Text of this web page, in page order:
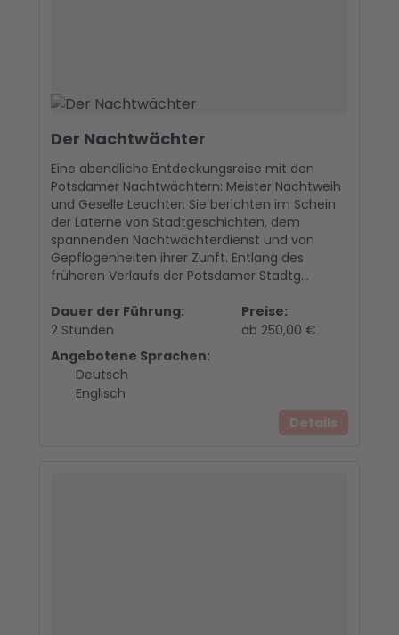
Der Nachtwächter
Eine abendliche Entdeckungsreise mit den
Potsdamer Nachtwächtern: Meister Nachtweih
und Geselle Leuchter. Sie berichten im Schein
der Laterne von Stadtgeschichten, dem
spannenden Nachtwächterdienst und von
Gepflogenheiten ihrer Zunft. Entlang des
früheren Verlaufs der Potsdamer Stadtg...
Dauer der Führung:
2 Stunden
Angebotene Sprachen:
Deutsch
Englisch
Preise:
ab 250,00 €
Details